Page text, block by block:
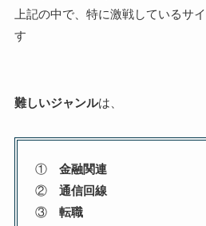
上記の中で、特に激戦しているサ
す
難しいジャンルは、
①金融関連
②通信回線
③転職